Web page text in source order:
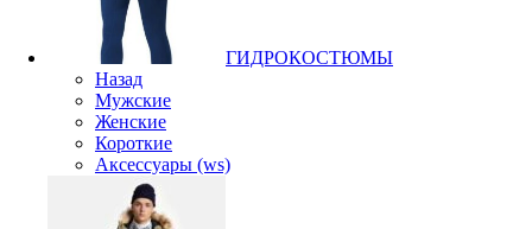
ГИДРОКОСТЮМЫ
Назад
Мужские
Женские
Короткие
Аксессуары (ws)